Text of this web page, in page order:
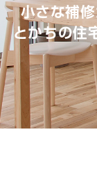
小さな補
とかちの住